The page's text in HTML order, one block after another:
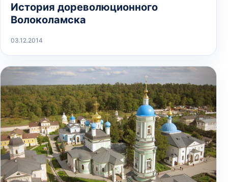
История дореволюционного
Волоколамска
03.12.2014